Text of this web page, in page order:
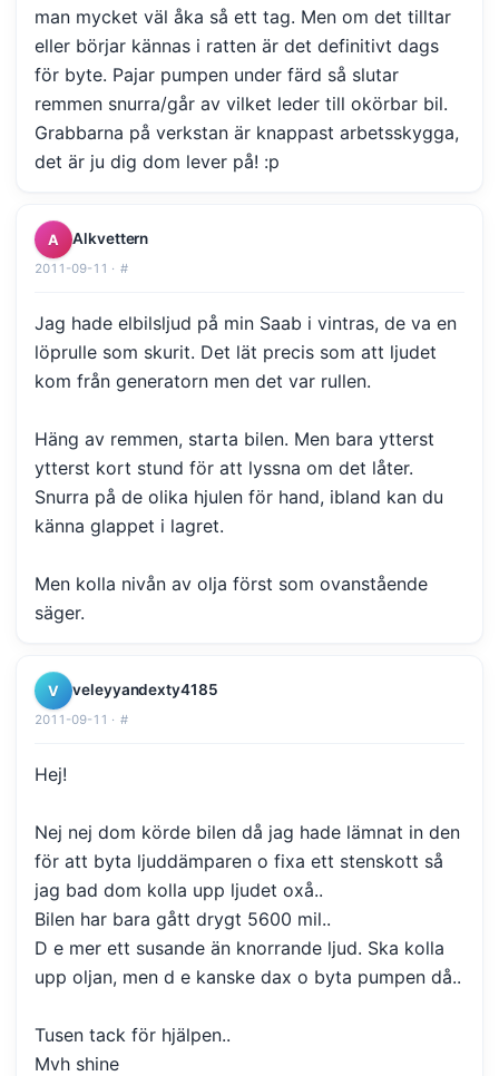
man mycket väl åka så ett tag. Men om det tilltar
eller börjar kännas i ratten är det definitivt dags
för byte. Pajar pumpen under färd så slutar
remmen snurra/går av vilket leder till okörbar bil.
Grabbarna på verkstan är knappast arbetsskygga,
det är ju dig dom lever på! :p
A Alkvettern
2011-09-11 · #
Jag hade elbilsljud på min Saab i vintras, de va en
löprulle som skurit. Det lät precis som att ljudet
kom från generatorn men det var rullen.
Häng av remmen, starta bilen. Men bara ytterst
ytterst kort stund för att lyssna om det låter.
Snurra på de olika hjulen för hand, ibland kan du
känna glappet i lagret.
Men kolla nivån av olja först som ovanstående
säger.
V veleyyandexty4185
2011-09-11 · #
Hej!
Nej nej dom körde bilen då jag hade lämnat in den
för att byta ljuddämparen o fixa ett stenskott så
jag bad dom kolla upp ljudet oxå..
Bilen har bara gått drygt 5600 mil..
D e mer ett susande än knorrande ljud. Ska kolla
upp oljan, men d e kanske dax o byta pumpen då..
Tusen tack för hjälpen..
Mvh shine